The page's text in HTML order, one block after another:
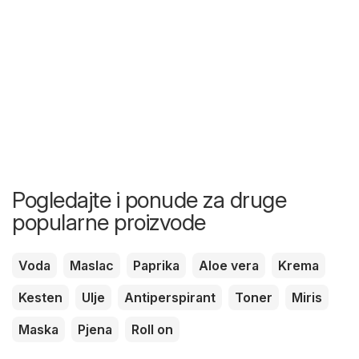
Pogledajte i ponude za druge
popularne proizvode
Voda Maslac Paprika Aloe vera
Krema
Kesten
Ulje Antiperspirant Toner
Miris
Maska
Pjena Roll on